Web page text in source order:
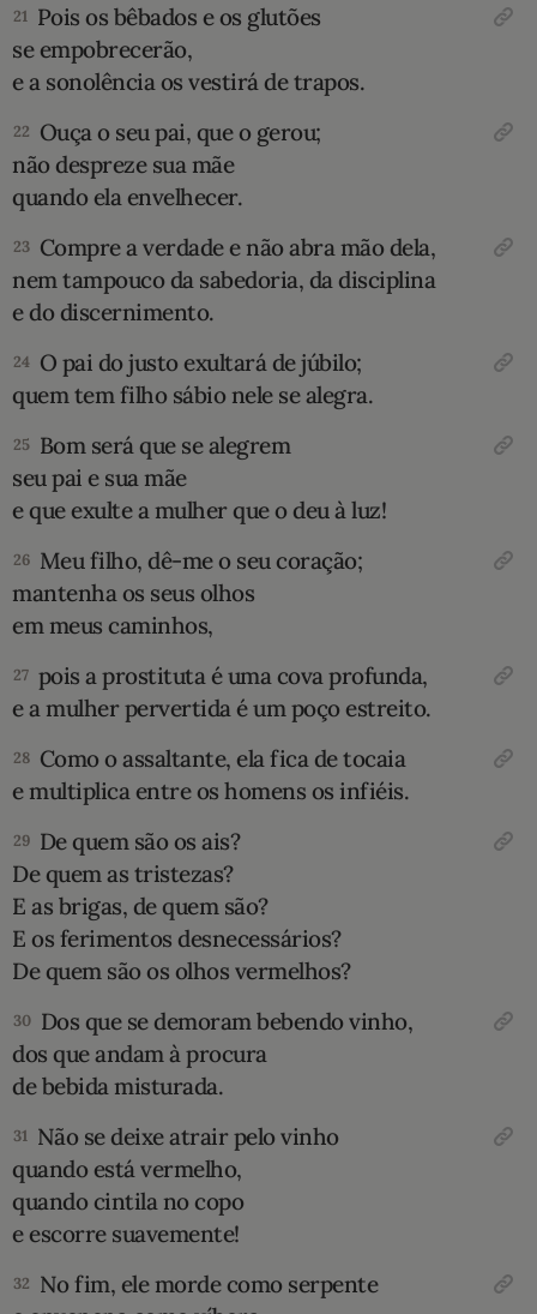
21 Pois os bêbados e os glutões
se empobrecerão,
e a sonolência os vestirá de trapos.
22 Ouça o seu pai, que o gerou;
não despreze sua mãe
quando ela envelhecer.
23 Compre a verdade e não abra mão dela,
nem tampouco da sabedoria, da disciplina
e do discernimento.
24 O pai do justo exultará de júbilo;
quem tem filho sábio nele se alegra.
25 Bom será que se alegrem
seu pai e sua mãe
e que exulte a mulher que o deu à luz!
26 Meu filho, dê-me o seu coração;
mantenha os seus olhos
em meus caminhos,
27 pois a prostituta é uma cova profunda,
e a mulher pervertida é um poço estreito.
28 Como o assaltante, ela fica de tocaia
e multiplica entre os homens os infiéis.
29 De quem são os ais?
De quem as tristezas?
E as brigas, de quem são?
E os ferimentos desnecessários?
De quem são os olhos vermelhos?
30 Dos que se demoram bebendo vinho,
dos que andam à procura
de bebida misturada.
31 Não se deixe atrair pelo vinho
quando está vermelho,
quando cintila no copo
e escorre suavemente!
32 No fim, ele morde como serpente